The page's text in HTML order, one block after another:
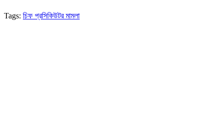
Tags: চিফ প্রসিকিউটর মামলা